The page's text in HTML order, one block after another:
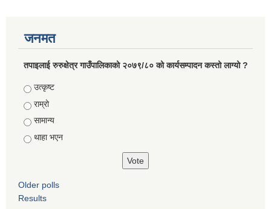
जनमत
तपाइलाई रुरुक्षेत्र गाउँपालिकाको २०७९/८० को कार्यसम्पादन कस्तो लाग्यो ?
Choices
उत्कृष्ट
राम्रो
सामान्य
थाहा भएन
Older polls
Results